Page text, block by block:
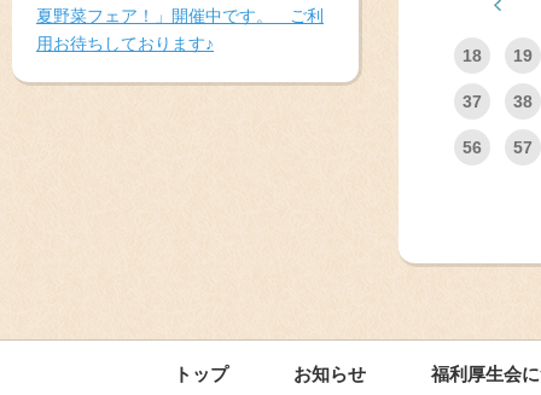
夏野菜フェア！」開催中です。 ご利
用お待ちしております♪
18 19
37 38
56 57
トップ お知らせ 福利厚生会